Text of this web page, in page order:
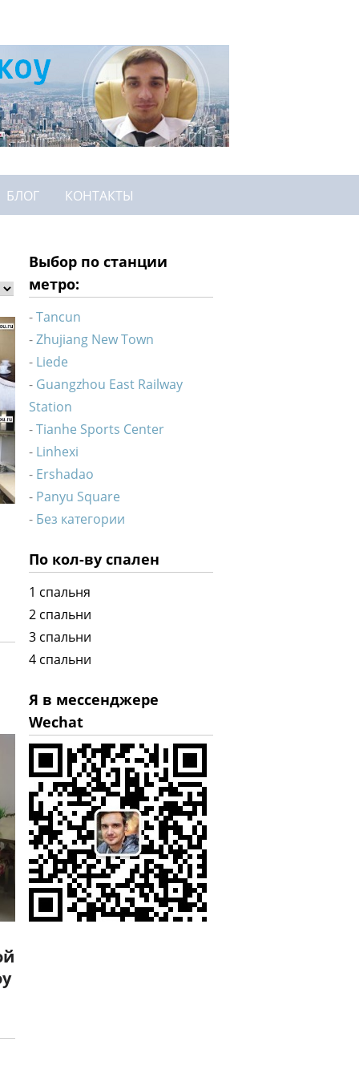
БЛОГ КОНТАКТЫ
Выбор по станции
метро:
Tancun
Zhujiang New Town
Liede
Guangzhou East Railway
Station
Tianhe Sports Center
Linhexi
Ershadao
Panyu Square
Без категории
По кол-ву спален
1 спальня
2 спальни
3 спальни
4 спальни
Я в мессенджере
Wechat